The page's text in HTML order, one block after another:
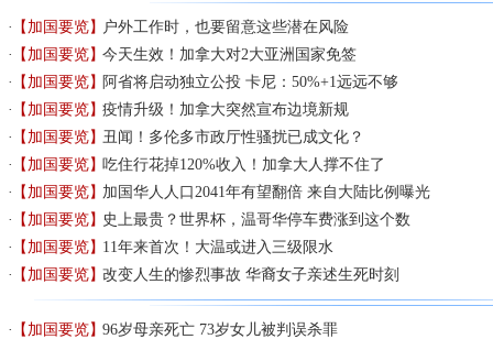
【加国要览】 户外工作时，也要留意这些潜在风险
【加国要览】今天生效！加拿大对2大亚洲国家免签
【加国要览】 阿省将启动独立公投 卡尼：50%+1远远不够
【加国要览】疫情升级！加拿大突然宣布边境新规
【加国要览】丑闻！多伦多市政厅性骚扰已成文化？
【加国要览】吃住行花掉120%收入！加拿大人撑不住了
【加国要览】加国华人人口2041年有望翻倍 来自大陆比例曝光
【加国要览】 史上最贵？世界杯，温哥华停车费涨到这个数
【加国要览】11年来首次！大温或进入三级限水
【加国要览】改变人生的惨烈事故 华裔女子亲述生死时刻
【加国要览】96岁母亲死亡 73岁女儿被判误杀罪